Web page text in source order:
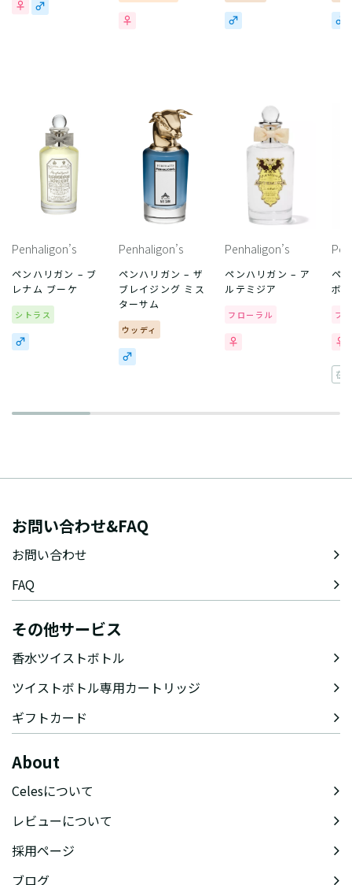
Penhaligon’s
ペンハリガン – ブ
レナム ブーケ
シトラス
Penhaligon’s
ペンハリガン – ザ
ブレイジング ミス
ターサム
ウッディ
Penhaligon’s
ペンハリガン – ア
ルテミジア
フローラル
ペ
ボ
フ
在
お問い合わせ&FAQ
お問い合わせ
FAQ
その他サービス
香水ツイストボトル
ツイストボトル専用カートリッジ
ギフトカード
About
Celesについて
レビューについて
採用ページ
ブログ